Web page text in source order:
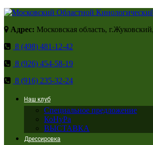
Адрес: Московская область,
8 (498) 481-12-42
8 (926) 454-58-19
8 (916) 235-32-24
Наш клуб
Специальное предложение
КоНуРа
ВЫСТАВКА
Дрессировка